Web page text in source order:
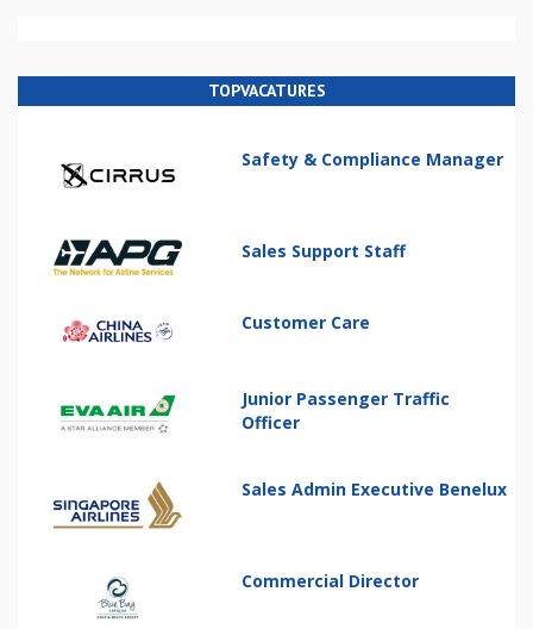
TOPVACATURES
Safety & Compliance Manager
Sales Support Staff
Customer Care
Junior Passenger Traffic
Officer
Sales Admin Executive Benelux
Commercial Director